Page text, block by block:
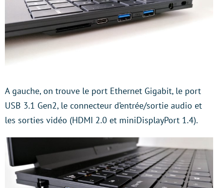
A gauche, on trouve le port Ethernet Gigabit, le port
USB 3.1 Gen2, le connecteur d’entrée/sortie audio et
les sorties vidéo (HDMI 2.0 et miniDisplayPort 1.4).